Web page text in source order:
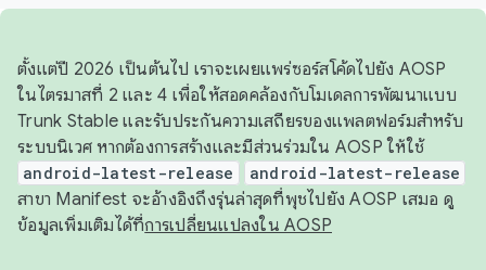
ตั้งแต่ปี 2026 เป็นต้นไป เราจะเผยแพร่ซอร์สโค้ดไปยัง AOSP
ในไตรมาสที่ 2 และ 4 เพื่อให้สอดคล้องกับโมเดลการพัฒนาแบบ
Trunk Stable และรับประกันความเสถียรของแพลตฟอร์มสำหรับ
ระบบนิเวศ หากต้องการสร้างและมีส่วนร่วมใน AOSP ให้ใช้
android-latest-release android-latest-release
สาขา Manifest จะอ้างอิงถึงรุ่นล่าสุดที่พุชไปยัง AOSP เสมอ ดู
ข้อมูลเพิ่มเติมได้ที่การเปลี่ยนแปลงใน AOSP